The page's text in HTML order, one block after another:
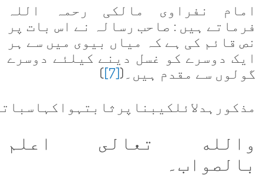
امام نفراوی مالکی رحمہ اللہ
فرماتے ہیں : صاحب رسالہ نے اس بات پر
نص قائم کی ہے کہ میاں بیوی میں سے ہر
ایک دوسرے کو غسل دینے کیلئے دوسرے
گولوں سے مقدم ہیں۔([7]
)
مذکورہ دلائل کی بنا پر ثابت ہوا کہ اس بات
والله تعالى اعلم
بالصواب۔